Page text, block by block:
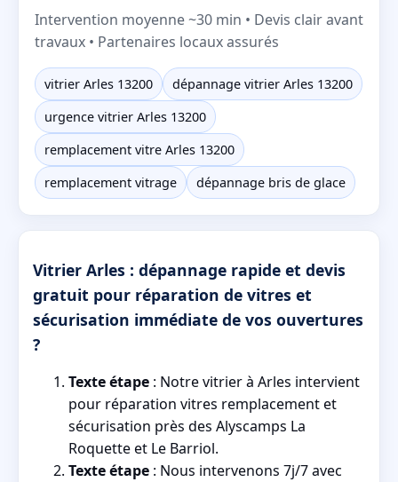
Intervention moyenne ~30 min • Devis clair avant
travaux • Partenaires locaux assurés
vitrier Arles 13200
dépannage vitrier Arles 13200
urgence vitrier Arles 13200
remplacement vitre Arles 13200
remplacement vitrage
dépannage bris de glace
Vitrier Arles : dépannage rapide et devis
gratuit pour réparation de vitres et
sécurisation immédiate de vos ouvertures
?
Texte étape : Notre vitrier à Arles intervient
pour réparation vitres remplacement et
sécurisation près des Alyscamps La
Roquette et Le Barriol.
Texte étape : Nous intervenons 7j/7 avec